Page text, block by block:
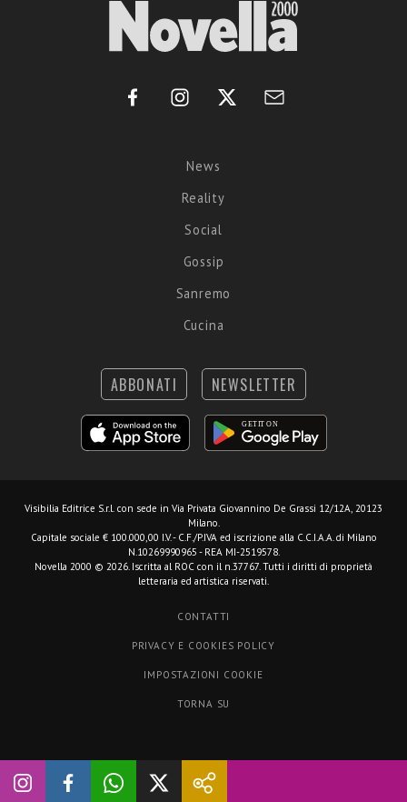
News
Reality
Social
Gossip
Sanremo
Cucina
ABBONATI NEWSLETTER
Visibilia Editrice S.r.l. con sede in Via Privata Giovannino De Grassi 12/12A, 20123
Milano.
Capitale sociale € 100.000,00 I.V. - C.F./P.IVA ed iscrizione alla C.C.I.A.A. di Milano
N.10269990965 - REA MI-2519578.
Novella 2000 © 2026. Iscritta al ROC con il n.37767. Tutti i diritti di proprietà
letteraria ed artistica riservati.
CONTATTI
PRIVACY E COOKIES POLICY
IMPOSTAZIONI COOKIE
TORNA SU